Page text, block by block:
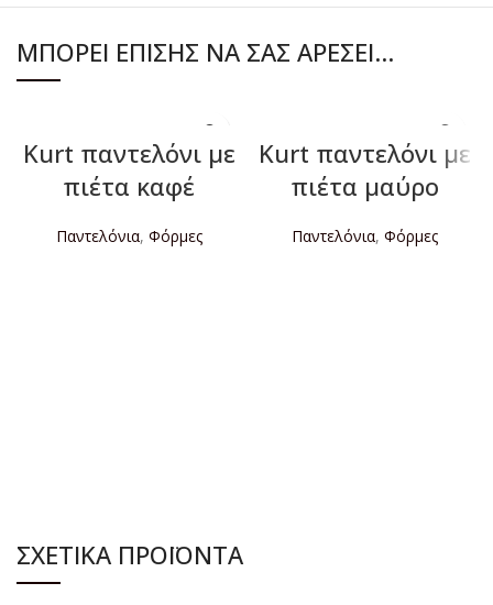
ΜΠΟΡΕΊ ΕΠΊΣΗΣ ΝΑ ΣΑΣ ΑΡΈΣΕΙ…
Kurt παντελόνι με
πιέτα καφέ
Παντελόνια, Φόρμες
Kurt παντελόνι με
πιέτα μαύρο
Παντελόνια, Φόρμες
ΣΧΕΤΙΚΆ ΠΡΟΪΌΝΤΑ